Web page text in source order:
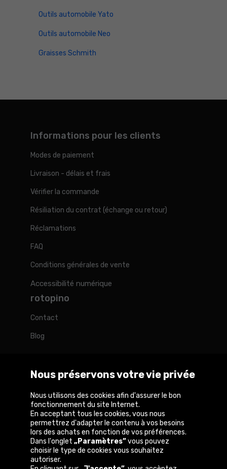
Outils automobile Yato
Outils automobile Neo
Graisses Schmith
Informations pour les clients
Modes de paiement
Livraison - délais et frais
Vérifier la commande
Résiliation du contrat (échange ou retour)
Réclamations
FAQ
Conditions générales de vente
Accessibilité numérique
rotopino
Contact
Blog
Rotopino dans le monde
België Deutschland France Nederland
Copyright © 2026
Nous préservons votre vie privée
Nous utilisons des cookies afin d'assurer le bon
fonctionnement du site Internet.
En acceptant tous les cookies, vous nous
permettrez d'adapter le contenu à vos besoins
lors des achats en fonction de vos préférences.
Dans l'onglet „Paramètres”vous pouvez
choisir le type de cookies vous souhaitez
autoriser.